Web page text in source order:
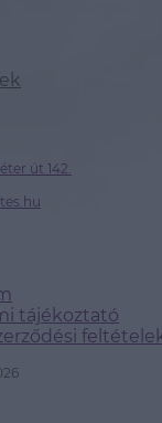
út 142.
tájékoztató